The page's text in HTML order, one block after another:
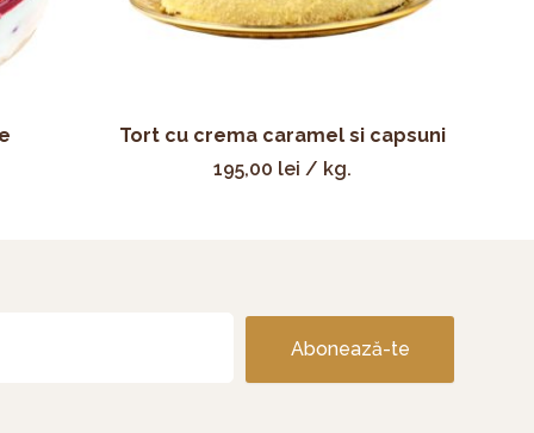
Tort cu crema caramel si capsuni
195,00 lei / kg.
Abonează-te